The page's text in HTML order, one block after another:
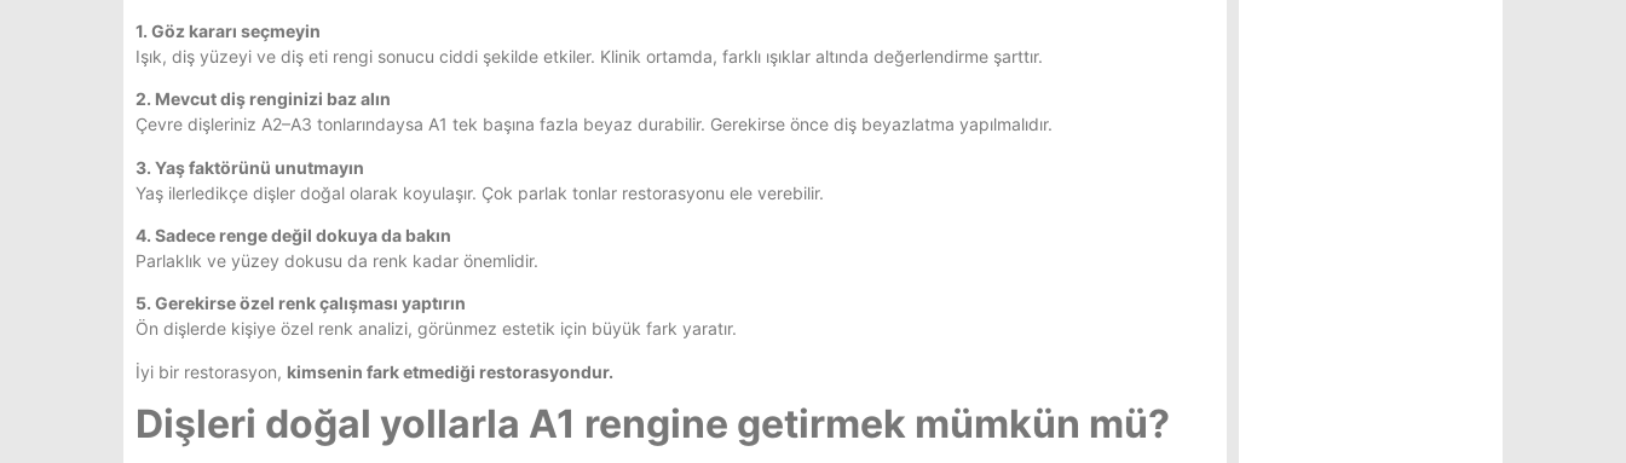
1. Göz kararı seçmeyin
Işık, diş yüzeyi ve diş eti rengi sonucu ciddi şekilde etkiler. Klinik ortamda, farklı ışıklar altında değerlendirme şarttır.
2. Mevcut diş renginizi baz alın
Çevre dişleriniz A2–A3 tonlarındaysa A1 tek başına fazla beyaz durabilir. Gerekirse önce diş beyazlatma yapılmalıdır.
3. Yaş faktörünü unutmayın
Yaş ilerledikçe dişler doğal olarak koyulaşır. Çok parlak tonlar restorasyonu ele verebilir.
4. Sadece renge değil dokuya da bakın
Parlaklık ve yüzey dokusu da renk kadar önemlidir.
5. Gerekirse özel renk çalışması yaptırın
Ön dişlerde kişiye özel renk analizi, görünmez estetik için büyük fark yaratır.
İyi bir restorasyon, kimsenin fark etmediği restorasyondur.
Dişleri doğal yollarla A1 rengine getirmek mümkün mü?